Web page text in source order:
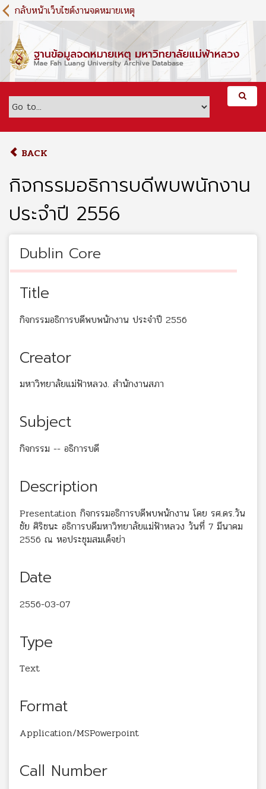
S
k
m
c
กลับหน้าเว็บไซต์งานจดหมายเหตุ
BACK
กิจกรรมอธิการบดีพบพนักงาน
ประจำปี 2556
Dublin Core
Title
กิจกรรมอธิการบดีพบพนักงาน ประจำปี 2556
Creator
มหาวิทยาลัยแม่ฟ้าหลวง. สำนักงานสภา
Subject
กิจกรรม -- อธิการบดี
Description
Presentation กิจกรรมอธิการบดีพบพนักงาน โดย รศ.ดร.วัน
ชัย ศิริชนะ อธิการบดีมหาวิทยาลัยแม่ฟ้าหลวง วันที่ 7 มีนาคม
2556 ณ หอประชุมสมเด็จย่า
Date
2556-03-07
Type
Text
Format
Application/MSPowerpoint
Call Number